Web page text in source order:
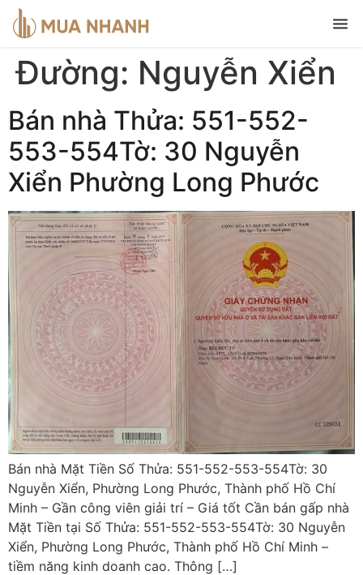
Đường: Nguyễn Xiển
Bán nhà Thửa: 551-552-
553-554Tờ: 30 Nguyễn
Xiển Phường Long Phước
Bán nhà Mặt Tiền Số Thửa: 551-552-553-554Tờ: 30
Nguyễn Xiển, Phường Long Phước, Thành phố Hồ Chí
Minh – Gần công viên giải trí – Giá tốt Cần bán gấp nhà
Mặt Tiền tại Số Thửa: 551-552-553-554Tờ: 30 Nguyễn
Xiển, Phường Long Phước, Thành phố Hồ Chí Minh –
tiềm năng kinh doanh cao. Thông […]